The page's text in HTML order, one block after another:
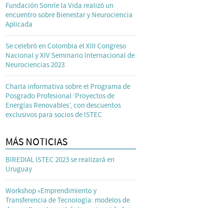
Fundación Sonríe la Vida realizó un
encuentro sobre Bienestar y Neurociencia
Aplicada
Se celebró en Colombia el XIII Congreso
Nacional y XIV Seminario Internacional de
Neurociencias 2023
Charla informativa sobre el Programa de
Posgrado Profesional ‘Proyectos de
Energías Renovables’, con descuentos
exclusivos para socios de ISTEC
MÁS NOTICIAS
BIREDIAL ISTEC 2023 se realizará en
Uruguay
Workshop «Emprendimiento y
Transferencia de Tecnología: modelos de